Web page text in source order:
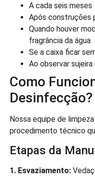
A cada seis meses
Após construções
Quando houver
fragrância da água
Se a caixa ficar
Ao observar sujeira
Como
Desinfecção?
Nossa equipe de
procedimento técnico
Etapas da
1. Esvaziamento: